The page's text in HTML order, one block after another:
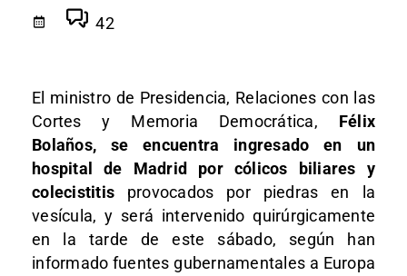
42
El ministro de Presidencia, Relaciones con las
Cortes y Memoria Democrática, Félix
Bolaños, se encuentra ingresado en un
hospital de Madrid por cólicos biliares y
colecistitis provocados por piedras en la
vesícula, y será intervenido quirúrgicamente
en la tarde de este sábado, según han
informado fuentes gubernamentales a Europa